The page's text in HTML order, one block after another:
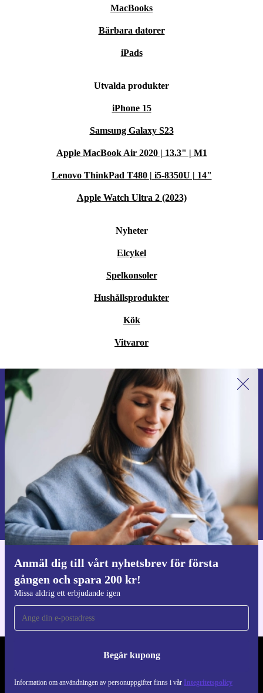
MacBooks
Bärbara datorer
iPads
Utvalda produkter
iPhone 15
Samsung Galaxy S23
Apple MacBook Air 2020 | 13.3" | M1
Lenovo ThinkPad T480 | i5-8350U | 14"
Apple Watch Ultra 2 (2023)
Nyheter
Elcykel
Spelkonsoler
Hushållsprodukter
Kök
Vitvaror
Anmäl dig till vårt nyhetsbrev för första
gången och spara 200 kr!
Missa aldrig ett erbjudande igen
Begär kupong
Information om användningen av personuppgifter finns i vår Integritetspolicy
Anmäl dig till vårt nyhetsbrev för
första gången och spara 200 kr!
Missa aldrig ett erbjudande igen.
Begär kupong
Information om användningen av personuppgifter finns i vår
Integritetspolicy
Ladda ner refurbed appen
För iOS och Android
REFURBED SVERIGE - RETHINK NEW.
FÖLJ OSS